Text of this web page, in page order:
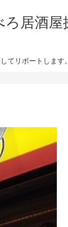
居酒屋
てリポートします。